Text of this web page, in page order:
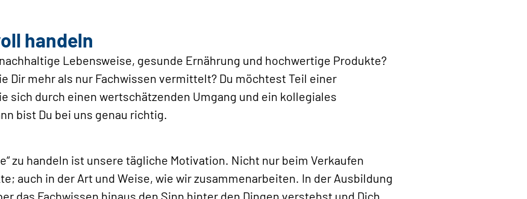
handeln
Lebensweise, gesunde Ernährung und hochwertige Produkte?
Dir mehr als nur Fachwissen vermittelt? Du möchtest Teil einer
sich durch einen wertschätzenden Umgang und ein kollegiales
bist Du bei uns genau richtig.
zu handeln ist unsere tägliche Motivation. Nicht nur beim Verkaufen
auch in der Art und Weise, wie wir zusammenarbeiten. In der Ausbildung
das Fachwissen hinaus den Sinn hinter den Dingen verstehst und Dich